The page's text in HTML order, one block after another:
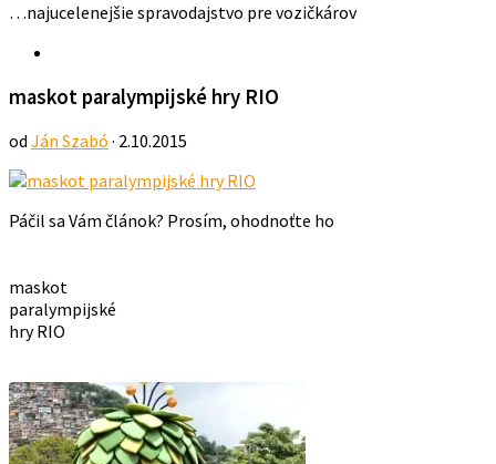
…najucelenejšie spravodajstvo pre vozičkárov
maskot paralympijské hry RIO
od Ján Szabó · 2.10.2015
Páčil sa Vám článok? Prosím, ohodnoťte ho
maskot
paralympijské
hry RIO